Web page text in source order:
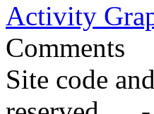
Activity
Comments
Site code